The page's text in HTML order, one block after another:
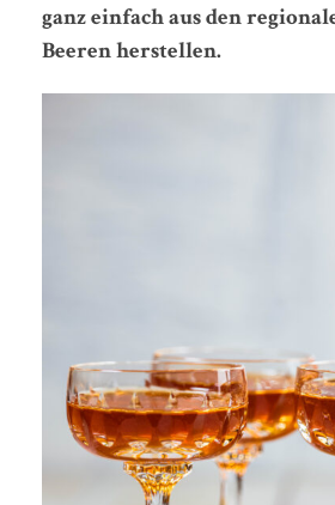
ganz einfach aus den
Beeren herstellen.